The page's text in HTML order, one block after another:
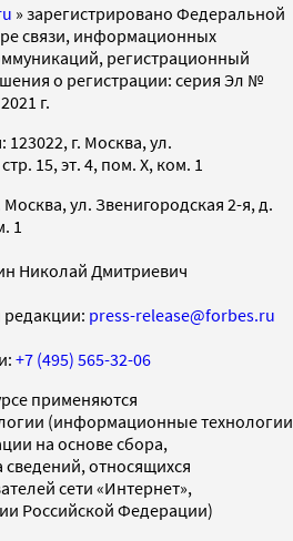
» зарегистрировано Федеральной
связи, информационных
регистрационный
о регистрации: серия Эл №
г.
г. Москва, ул.
15, эт. 4, пом. X, ком. 1
ул. Звенигородская 2-я, д.
1
Николай Дмитриевич
press-release@forbes.ru
+7 (495) 565-32-06
применяются
(информационные технологии
на основе сбора,
сведений, относящихся
сети «Интернет»,
Российской Федерации)